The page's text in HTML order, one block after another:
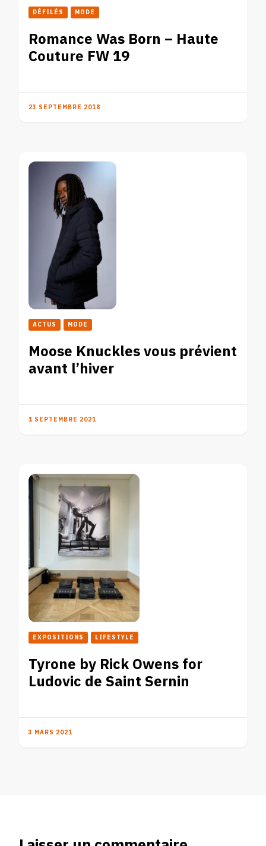
DÉFILÉS MODE
Romance Was Born – Haute
Couture FW 19
23 SEPTEMBRE 2018
ACTUS MODE
Moose Knuckles vous prévient
avant l’hiver
1 SEPTEMBRE 2021
EXPOSITIONS LIFESTYLE
Tyrone by Rick Owens for
Ludovic de Saint Sernin
3 MARS 2021